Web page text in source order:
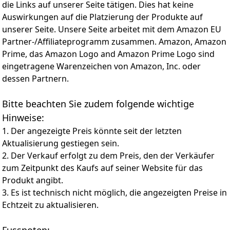
Abschaltfunktion für einen nachhaltigen und
energiesparenden Kaffeegenuss
GROSSER 1,2L WASSERTANK – Der großzügige
Wassertank ermöglicht das Zubereiten mehrerer
Tassen ohne ständiges Nachfüllen, ideal für Haushalte
und Büros
AUTOMATISCHE ENTKALKUNGSERINNERUNG – Ein
Maschine stets leistungsfähig bleibt und
gleichbleibend hochwertigen Kaffee liefert
die Links auf unserer Seite tätigen. Dies hat keine
Auswirkungen auf die Platzierung der Produkte auf
unserer Seite. Unsere Seite arbeitet mit dem Amazon EU
Partner-/Affiliateprogramm zusammen. Amazon, Amazon
Prime, das Amazon Logo and Amazon Prime Logo sind
eingetragene Warenzeichen von Amazon, Inc. oder
dessen Partnern.
Bitte beachten Sie zudem folgende wichtige
Hinweise:
1. Der angezeigte Preis könnte seit der letzten
Aktualisierung gestiegen sein.
2. Der Verkauf erfolgt zu dem Preis, den der Verkäufer
zum Zeitpunkt des Kaufs auf seiner Website für das
Produkt angibt.
3. Es ist technisch nicht möglich, die angezeigten Preise in
Echtzeit zu aktualisieren.